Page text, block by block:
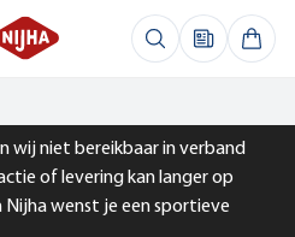
wij niet bereikbaar in verband
of levering kan langer op
Nijha wenst je een sportieve